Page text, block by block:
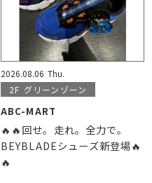
2026.08.06 Thu.
2F グリーンゾーン
ABC-MART
🔥🔥回せ。走れ。全力で。
BEYBLADEシューズ新登場🔥
🔥